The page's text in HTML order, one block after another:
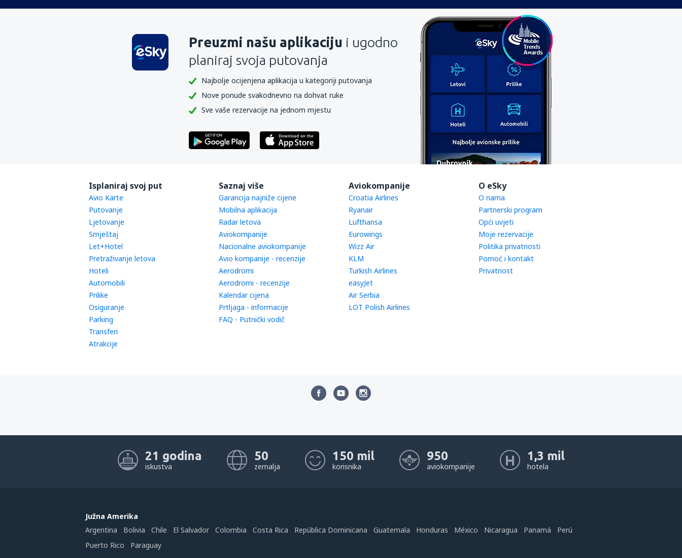
Preuzmi našu aplikaciju i ugodno
planiraj svoja putovanja
Najbolje ocijenjena aplikacija u kategoriji putovanja
Nove ponude svakodnevno na dohvat ruke
Sve vaše rezervacije na jednom mjestu
Isplaniraj svoj put
Avio Karte
Putovanje
Ljetovanje
Smještaj
Let+Hotel
Pretraživanje letova
Hoteli
Automobili
Prilike
Osiguranje
Parking
Transferi
Atrakcije
Saznaj više
Garancija najniže cijene
Mobilna aplikacija
Radar letova
Aviokompanije
Nacionalne aviokompanije
Avio kompanije - recenzije
Aerodromi
Aerodromi - recenzije
Kalendar cijena
Prtljaga - informacije
FAQ - Putnički vodič
Aviokompanije
Croatia Airlines
Ryanair
Lufthansa
Eurowings
Wizz Air
KLM
Turkish Airlines
easyJet
Air Serbia
LOT Polish Airlines
O eSky
O nama
Partnerski program
Opći uvjeti
Moje rezervacije
Politika privatnosti
Pomoć i kontakt
Privatnost
21 godina
iskustva
50
zemalja
150 mil
korisnika
950
aviokompanije
1,3 mil
hotela
Južna Amerika
Argentina
Bolivia Chile El Salvador Colombia Costa Rica República Dominicana Guatemala Honduras México Nicaragua Panamá
Perú
Puerto Rico
Paraguay